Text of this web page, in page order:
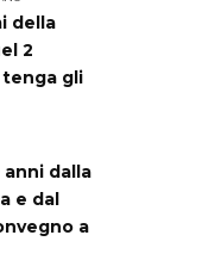
della
2
tenga gli
dalla
e dal
a